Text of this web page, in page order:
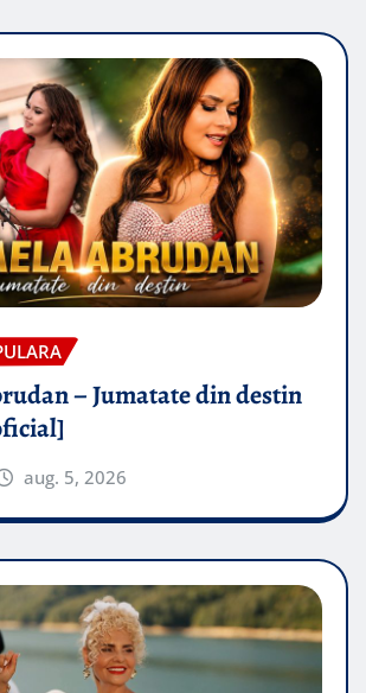
– Jumatate din destin
aug. 5, 2026